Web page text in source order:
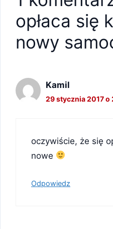
opłaca się
nowy
Kamil
29 stycznia 2017 o
oczywiście, że się
nowe
Odpowiedz